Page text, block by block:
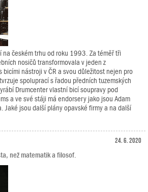
na českém trhu od roku 1993. Za téměř tři
nosičů transformovala v jeden z
bicími nástroji v ČR a svou důležitost nejen pro
spoluprací s řadou předních tuzemských
Drumcenter vlastní bicí soupravy pod
a ve své stáji má endorsery jako jsou Adam
Jaké jsou další plány opavské firmy a na další
24. 6. 2020
než matematik a filosof.